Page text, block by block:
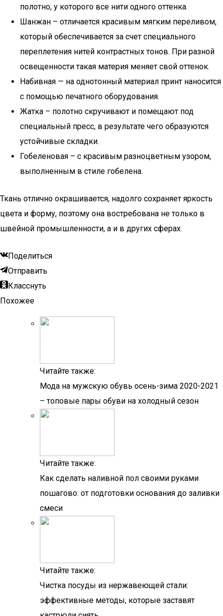
полотно, у которого все нити одного оттенка.
Шанжан – отличается красивым мягким переливом,
который обеспечивается за счет специального
переплетения нитей контрастных тонов. При разной
освещенности такая материя меняет свой оттенок.
Набивная — на однотонный материал принт наносится
с помощью печатного оборудования.
Жатка – полотно скручивают и помещают под
специальный пресс, в результате чего образуются
устойчивые складки.
Гобеленовая – с красивым разноцветным узором,
выполненным в стиле гобелена.
Ткань отлично окрашивается, надолго сохраняет яркость
цвета и форму, поэтому она востребована не только в
швейной промышленности, а и в других сферах.
Поделиться
Отправить
Класснуть
Похожее
Читайте также:
Мода на мужскую обувь осень-зима 2020-2021
– топовые пары обуви на холодный сезон
Читайте также:
Как сделать наливной пол своими руками
пошагово: от подготовки основания до заливки
смеси
Читайте также:
Чистка посуды из нержавеющей стали:
эффективные методы, которые заставят